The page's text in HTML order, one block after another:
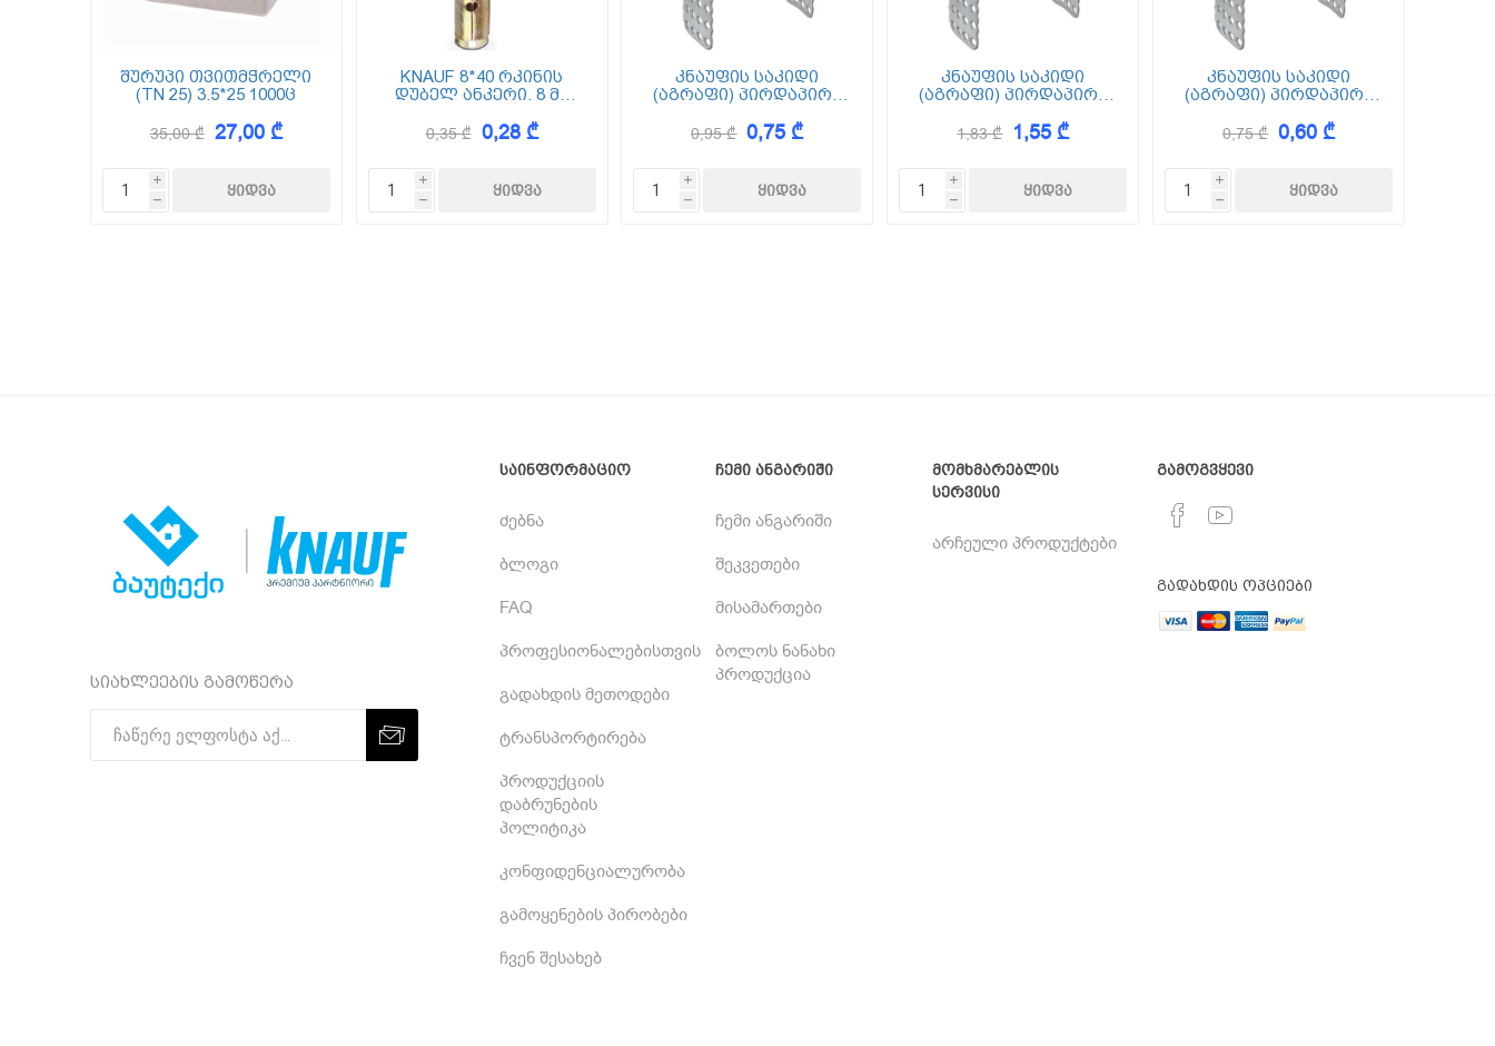
შურუპი თვითმჭრელი
(TN 25) 3.5*25 1000ც
35,00 ₾ 27,00 ₾
i
h
KNAUF 8*40 რკინის
დუბელ ანკერი. 8 მმ
0,35 ₾ 0,28 ₾
i
h
კნაუფის საკიდი
(აგრაფი) პირდაპირი
0,95 ₾ 0,75 ₾
i
h
კნაუფის საკიდი
(აგრაფი) პირდაპირი
1,83 ₾ 1,55 ₾
i
h
კნაუფის საკიდი
(აგრაფი) პირდაპირი
0,75 ₾ 0,60 ₾
i
h
სიახლეების გამოწერა
საინფორმაციო
ძებნა
ბლოგი
FAQ
პროფესიონალებისთვის
გადახდის მეთოდები
ტრანსპორტირება
პროდუქციის
დაბრუნების
პოლიტიკა
კონფიდენციალურობა
გამოყენების პირობები
ჩვენ შესახებ
ჩემი ანგარიში
ჩემი ანგარიში
შეკვეთები
მისამართები
ბოლოს ნანახი
პროდუქცია
მომხმარებლის
სერვისი
არჩეული პროდუქტები
გამოგვყევი
გადახდის ოპციები